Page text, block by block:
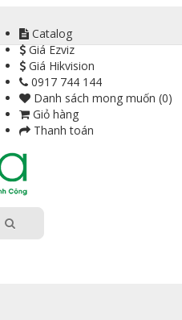
Catalog
Giá Ezviz
Giá Hikvision
0917 744 144
Danh sách mong muốn (0)
Giỏ hàng
Thanh toán